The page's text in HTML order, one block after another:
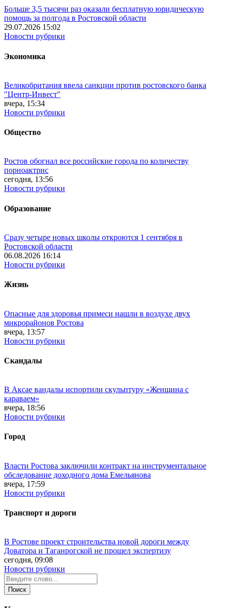
Больше 3,5 тысячи раз оказали бесплатную юридическую
помощь за полгода в Ростовской области
29.07.2026 15:02
Новости рубрики
Экономика
Великобритания ввела санкции против ростовского банка
"Центр-Инвест"
вчера, 15:34
Новости рубрики
Общество
Ростов обогнал все российские города по количеству
порноактрис
сегодня, 13:56
Новости рубрики
Образование
Сразу четыре новых школы откроются 1 сентября в
Ростовской области
06.08.2026 16:14
Новости рубрики
Жизнь
Опасные для здоровья примеси нашли в воздухе двух
микрорайонов Ростова
вчера, 13:57
Новости рубрики
Скандалы
В Аксае вандалы испортили скульптуру «Женщина с
караваем»
вчера, 18:56
Новости рубрики
Город
Власти Ростова заключили контракт на инструментальное
обследование доходного дома Емельянова
вчера, 17:59
Новости рубрики
Транспорт и дороги
В Ростове проект строительства новой дороги между
Доватора и Таганрогской не прошел экспертизу
сегодня, 09:08
Новости рубрики